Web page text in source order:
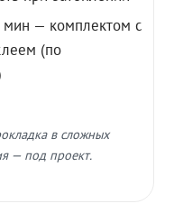
— комплектом с
(по
в сложных
— под проект.